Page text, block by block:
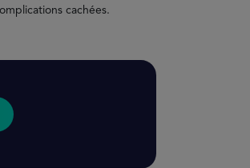
cachées.